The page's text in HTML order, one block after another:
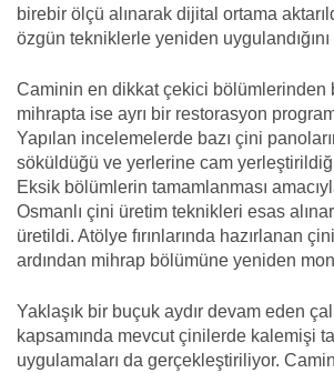
birebir ölçü alınarak dijital ortama
özgün tekniklerle yeniden
Caminin en dikkat çekici bölümlerinden
mihrapta ise ayrı bir restorasyon
Yapılan incelemelerde bazı çini
söküldüğü ve yerlerine cam
Eksik bölümlerin tamamlanması
Osmanlı çini üretim teknikleri esas
üretildi. Atölye fırınlarında hazırlanan
ardından mihrap bölümüne yeniden
Yaklaşık bir buçuk aydır devam eden
kapsamında mevcut çinilerde kalemişi
uygulamaları da gerçekleştiriliyor.